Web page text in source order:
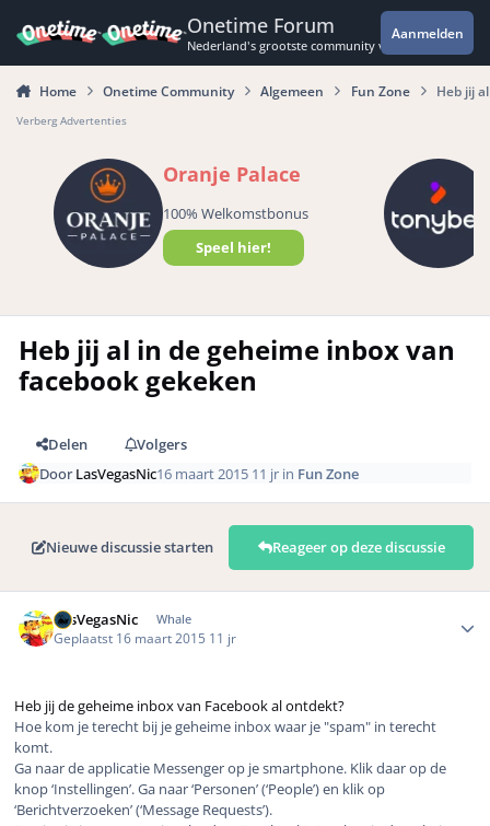
Onetime Forum
Nederland's grootste community voor de
Aanmelden
Home Onetime Community Algemeen Fun Zone Heb jij
Verberg Advertenties
Oranje Palace
100% Welkomstbonus
Speel hier!
Heb jij al in de geheime inbox van
facebook gekeken
Delen
Volgers
DoorLasVegasNic16 maart 2015 11 jr in Fun Zone
Nieuwe discussie starten Reageer op deze discussie
LasVegasNic Whale
Geplaatst 16 maart 2015 11 jr
Heb jij de geheime inbox van Facebook al ontdekt?
Hoe kom je terecht bij je geheime inbox waar je "spam" in terecht
komt.
Ga naar de applicatie Messenger op je smartphone. Klik daar op de
knop ‘Instellingen’. Ga naar ‘Personen’(‘People’)en klik op
‘Berichtverzoeken’(‘Message Requests’).